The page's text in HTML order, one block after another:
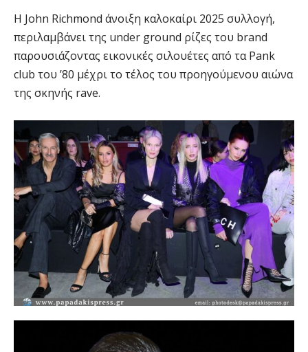
H John Richmond άνοιξη καλοκαίρι 2025 συλλογή,
περιλαμβάνει της under ground ρίζες του brand
παρουσιάζοντας εικονικές σιλουέτες από τα Pank
club του ’80 μέχρι το τέλος του προηγούμενου αιώνα
της σκηνής rave.